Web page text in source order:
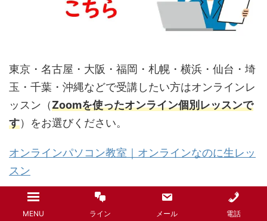
東京・名古屋・大阪・福岡・札幌・横浜・仙台・埼
玉・千葉・沖縄などで受講したい方はオンラインレ
ッスン（Zoomを使ったオンライン個別レッスンで
す）をお選びください。
オンラインパソコン教室｜オンラインなのに生レッ
スン
ココがおすすめ
MENU ライン メール 電話